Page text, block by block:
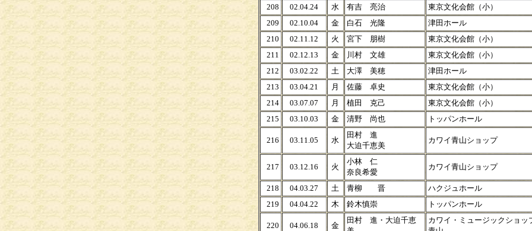
208
02.04.24 水 有吉 亮治
東京文化会館（小）
209
02.10.04 金 白石 光隆
津田ホール
210
02.11.12 火 宮下 朋樹
東京文化会館（小）
211
02.12.13 金 川村 文雄
東京文化会館（小）
212
03.02.22 土 大澤 美穂
津田ホール
213
03.04.21 月 佐藤 卓史
東京文化会館（小）
214
03.07.07 月 植田 克己
東京文化会館（小）
215
03.10.03 金 清野 尚也 トッパンホール
216 03.11.05 水
田村 進
大迫千恵美
カワイ青山ショップ
217 03.12.16 火
小林 仁
奈良希愛
カワイ青山ショップ
218 04.03.27 土 青柳 晋
ハクジュホール
219
04.04.22 木 鈴木慎崇 トッパンホール
220 04.06.18 金
田村 進・大迫千恵
カワイ・ミュージックショッ